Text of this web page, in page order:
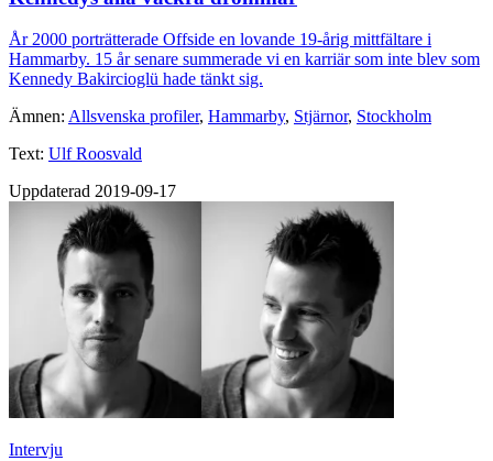
År 2000 porträtterade Offside en lovande 19-årig mittfältare i
Hammarby. 15 år senare summerade vi en karriär som inte blev som
Kennedy Bakircioglü hade tänkt sig.
Ämnen: Allsvenska profiler, Hammarby, Stjärnor, Stockholm
Text: Ulf Roosvald
Uppdaterad 2019-09-17
Intervju